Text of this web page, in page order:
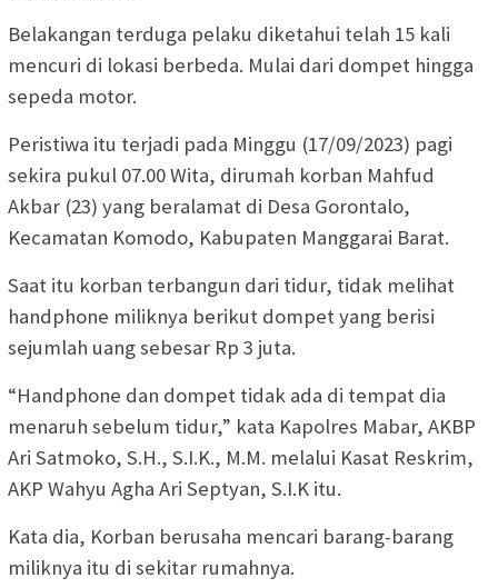
Belakangan terduga pelaku diketahui telah 15 kali
mencuri di lokasi berbeda. Mulai dari dompet hingga
sepeda motor.
Peristiwa itu terjadi pada Minggu (17/09/2023) pagi
sekira pukul 07.00 Wita, dirumah korban Mahfud
Akbar (23) yang beralamat di Desa Gorontalo,
Kecamatan Komodo, Kabupaten Manggarai Barat.
Saat itu korban terbangun dari tidur, tidak melihat
handphone miliknya berikut dompet yang berisi
sejumlah uang sebesar Rp 3 juta.
“Handphone dan dompet tidak ada di tempat dia
menaruh sebelum tidur,” kata Kapolres Mabar, AKBP
Ari Satmoko, S.H., S.I.K., M.M. melalui Kasat Reskrim,
AKP Wahyu Agha Ari Septyan, S.I.K itu.
Kata dia, Korban berusaha mencari barang-barang
miliknya itu di sekitar rumahnya.